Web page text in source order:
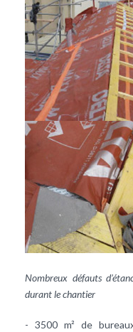
Nombreux défauts
durant le chantier
- 3500 m² de